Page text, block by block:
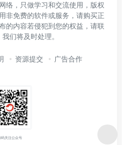
络，只做学习和交流使用，版权
非免费的软件或服务，请购买正
的内容若侵犯到您的权益，请联
们将及时处理。
资源提交 广告合作
码关注公众号